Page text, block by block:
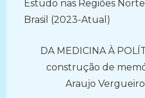
Estudo nas Regiões
Brasil (2023-Atual)
DA MEDICINA À
construção de
Araujo Vergueiro